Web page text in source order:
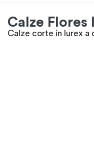
Calze Flores
Calze corte in lurex a